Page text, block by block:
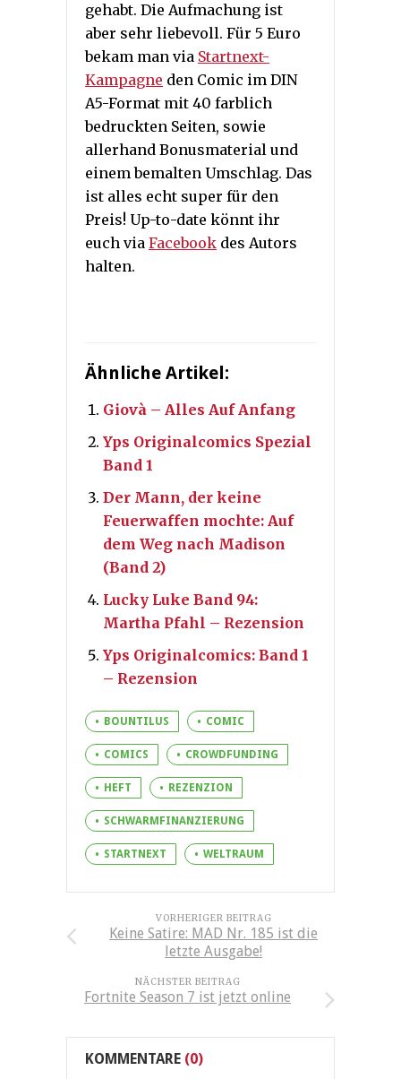
gehabt. Die Aufmachung ist
aber sehr liebevoll. Für 5 Euro
bekam man via Startnext-
Kampagne den Comic im DIN
A5-Format mit 40 farblich
bedruckten Seiten, sowie
allerhand Bonusmaterial und
einem bemalten Umschlag. Das
ist alles echt super für den
Preis! Up-to-date könnt ihr
euch via Facebook des Autors
halten.
Ähnliche Artikel:
Giovà – Alles Auf Anfang
Yps Originalcomics Spezial
Band 1
Der Mann, der keine
Feuerwaffen mochte: Auf
dem Weg nach Madison
(Band 2)
Lucky Luke Band 94:
Martha Pfahl – Rezension
Yps Originalcomics: Band 1
– Rezension
BOUNTILUS COMIC
COMICS CROWDFUNDING
HEFT REZENZION
SCHWARMFINANZIERUNG
STARTNEXT WELTRAUM
VORHERIGER BEITRAG
Keine Satire: MAD Nr. 185 ist die
letzte Ausgabe!
NÄCHSTER BEITRAG
Fortnite Season 7 ist jetzt online
KOMMENTARE (0)